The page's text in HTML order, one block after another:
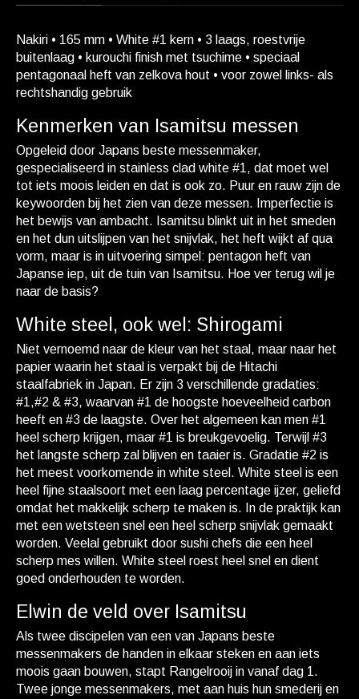
Nakiri • 165 mm • White #1 kern • 3 laags, roestvrije
buitenlaag • kurouchi finish met tsuchime • speciaal
pentagonaal heft van zelkova hout • voor zowel links- als
rechtshandig gebruik
Kenmerken van Isamitsu messen
Opgeleid door Japans beste messenmaker,
gespecialiseerd in stainless clad white #1, dat moet wel
tot iets moois leiden en dat is ook zo. Puur en rauw zijn de
keywoorden bij het zien van deze messen. Imperfectie is
het bewijs van ambacht. Isamitsu blinkt uit in het smeden
en het dun uitslijpen van het snijvlak, het heft wijkt af qua
vorm, maar is in uitvoering simpel: pentagon heft van
Japanse iep, uit de tuin van Isamitsu. Hoe ver terug wil je
naar de basis?
White steel, ook wel: Shirogami
Niet vernoemd naar de kleur van het staal, maar naar het
papier waarin het staal is verpakt bij de Hitachi
staalfabriek in Japan. Er zijn 3 verschillende gradaties:
#1,#2 & #3, waarvan #1 de hoogste hoeveelheid carbon
heeft en #3 de laagste. Over het algemeen kan men #1
heel scherp krijgen, maar #1 is breukgevoelig. Terwijl #3
het langste scherp zal blijven en taaier is. Gradatie #2 is
het meest voorkomende in white steel. White steel is een
heel fijne staalsoort met een laag percentage ijzer, geliefd
omdat het makkelijk scherp te maken is. In de praktijk kan
met een wetsteen snel een heel scherp snijvlak gemaakt
worden. Veelal gebruikt door sushi chefs die een heel
scherp mes willen. White steel roest heel snel en dient
goed onderhouden te worden.
Elwin de veld over Isamitsu
Als twee discipelen van een van Japans beste
messenmakers de handen in elkaar steken en aan iets
moois gaan bouwen, stapt Rangelrooij in vanaf dag 1.
Twee jonge messenmakers, met aan huis hun smederij en